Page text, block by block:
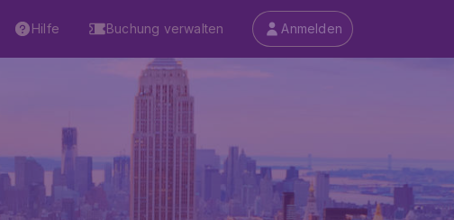
Hilfe Buchung verwalten Anmelden